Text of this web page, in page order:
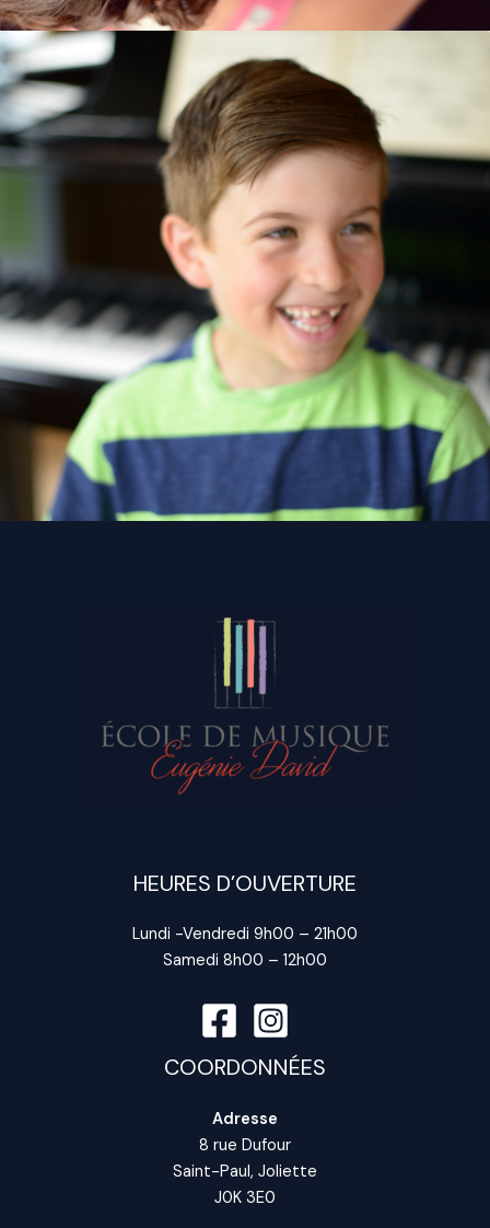
HEURES D’OUVERTURE
Lundi -Vendredi 9h00 – 21h00
Samedi 8h00 – 12h00
COORDONNÉES
Adresse
8 rue Dufour
Saint-Paul, Joliette
J0K 3E0